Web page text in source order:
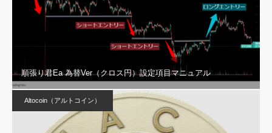
順張り君Ea 為替Ver（クロス円）設定項目マニュアル
Altocoin（アルトコイン）